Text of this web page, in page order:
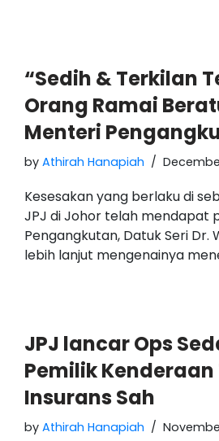
“Sedih & Terkilan
Orang Ramai
Menteri
by Athirah Hanapiah
Kesesakan yang berlaku di
JPJ di Johor telah mendapat
Pengangkutan, Datuk Seri Dr.
lebih lanjut mengenainya
JPJ lancar Ops
Pemilik
Insurans Sah
by Athirah Hanapiah